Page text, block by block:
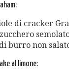
di cracker
burro non
al limone: